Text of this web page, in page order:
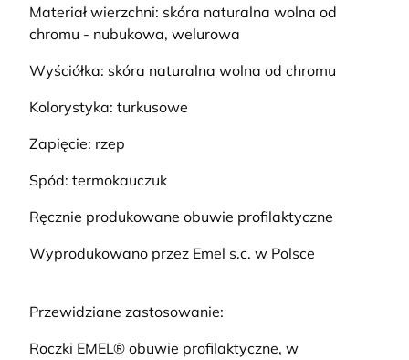
Materiał wierzchni: skóra naturalna wolna od
chromu - nubukowa, welurowa
Wyściółka: skóra naturalna wolna od chromu
Kolorystyka: turkusowe
Zapięcie: rzep
Spód: termokauczuk
Ręcznie produkowane obuwie profilaktyczne
Wyprodukowano przez Emel s.c. w Polsce
Przewidziane zastosowanie:
Roczki EMEL® obuwie profilaktyczne, w